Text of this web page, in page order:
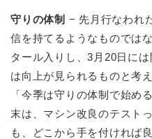
守りの体制 − 先月行なわれ
信を持てるようなものでは
タール入りし、3月20日に
は向上が見られるものと考
「今季は守りの体制で始め
末は、マシン改良のテスト
も、どこから手を付ければ